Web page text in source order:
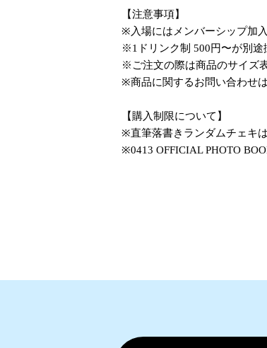
【注意事項】
※入場にはメンバーシップ加入
※1ドリンク制 500円〜が別途
※ご注文の際は商品のサイズ
※商品に関するお問い合わせ
【購入制限について】
※直筆落書きランダムチェキ
※0413 OFFICIAL PHOTO